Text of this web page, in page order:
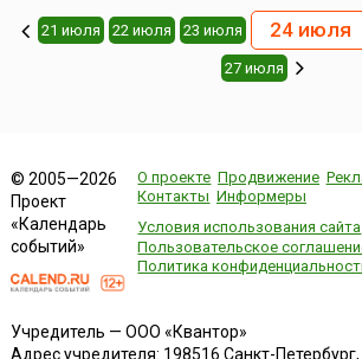
21 июля 22 июля 23 июля 24 июля
27 июля
© 2005—2026
Проект
«Календарь
событий»
О проекте Продвижение
Контакты Информеры
Условия использования сайта
Пользовательское
Политика
Учредитель — ООО «Квантор»
Адрес учредителя: 198516 Санкт-